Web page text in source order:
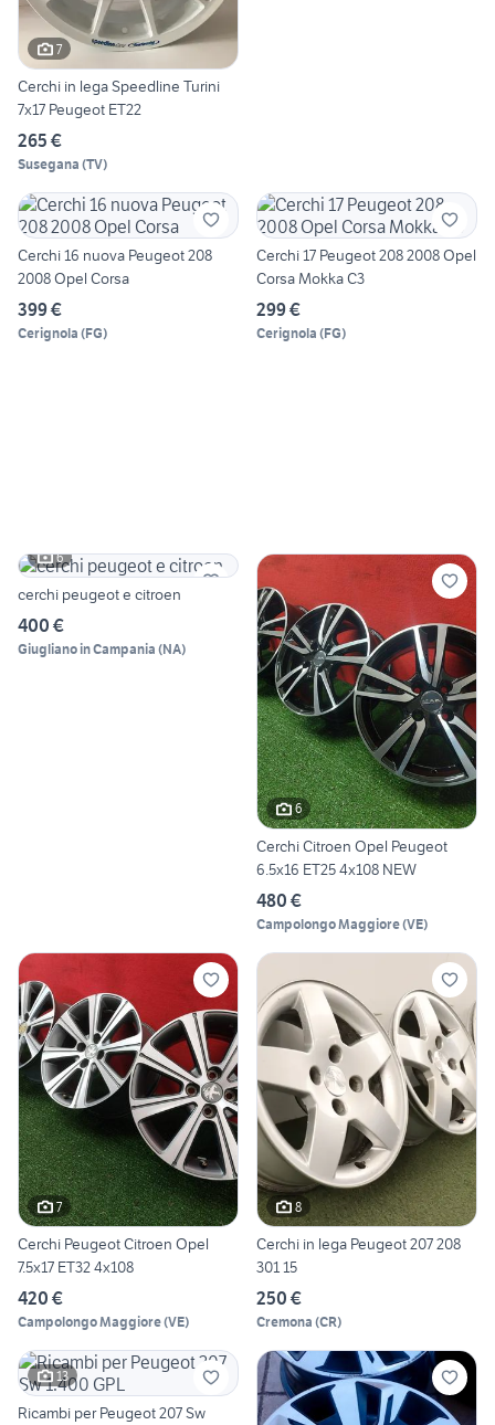
7
Cerchi in lega Speedline Turini
7x17 Peugeot ET22
265 €
Susegana (TV)
Cerchi 16 nuova Peugeot 208
2008 Opel Corsa
399 €
Cerignola (FG)
Cerchi 17 Peugeot 208 2008 Opel
Corsa Mokka C3
299 €
Cerignola (FG)
6
cerchi peugeot e citroen
400 €
Giugliano in Campania (NA)
6
Cerchi Citroen Opel Peugeot
6.5x16 ET25 4x108 NEW
480 €
Campolongo Maggiore(VE)
7
Cerchi Peugeot Citroen Opel
7.5x17 ET32 4x108
420 €
Campolongo Maggiore(VE)
8
Cerchi in lega Peugeot 207 208
301 15
250 €
Cremona (CR)
13
Ricambi per Peugeot 207 Sw